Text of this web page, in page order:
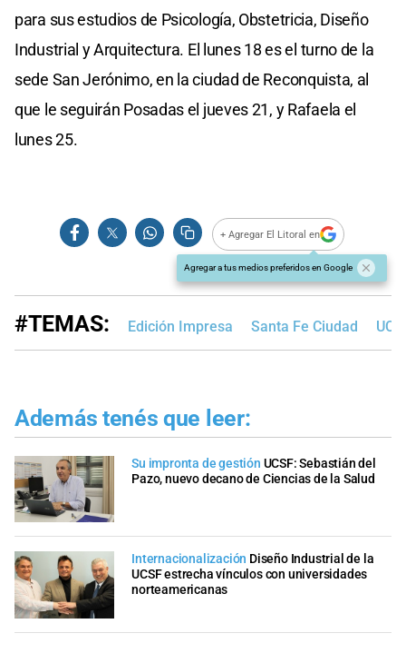
para sus estudios de Psicología, Obstetricia, Diseño
Industrial y Arquitectura. El lunes 18 es el turno de la
sede San Jerónimo, en la ciudad de Reconquista, al
que le seguirán Posadas el jueves 21, y Rafaela el
lunes 25.
+ Agregar El Litoral en
Agregar a tus medios preferidos en Google
#TEMAS: Edición Impresa Santa Fe Ciudad
Además tenés que leer:
Su impronta de gestión UCSF: Sebastián del
Pazo, nuevo decano de Ciencias de la Salud
Internacionalización Diseño Industrial de la
UCSF estrecha vínculos con universidades
norteamericanas